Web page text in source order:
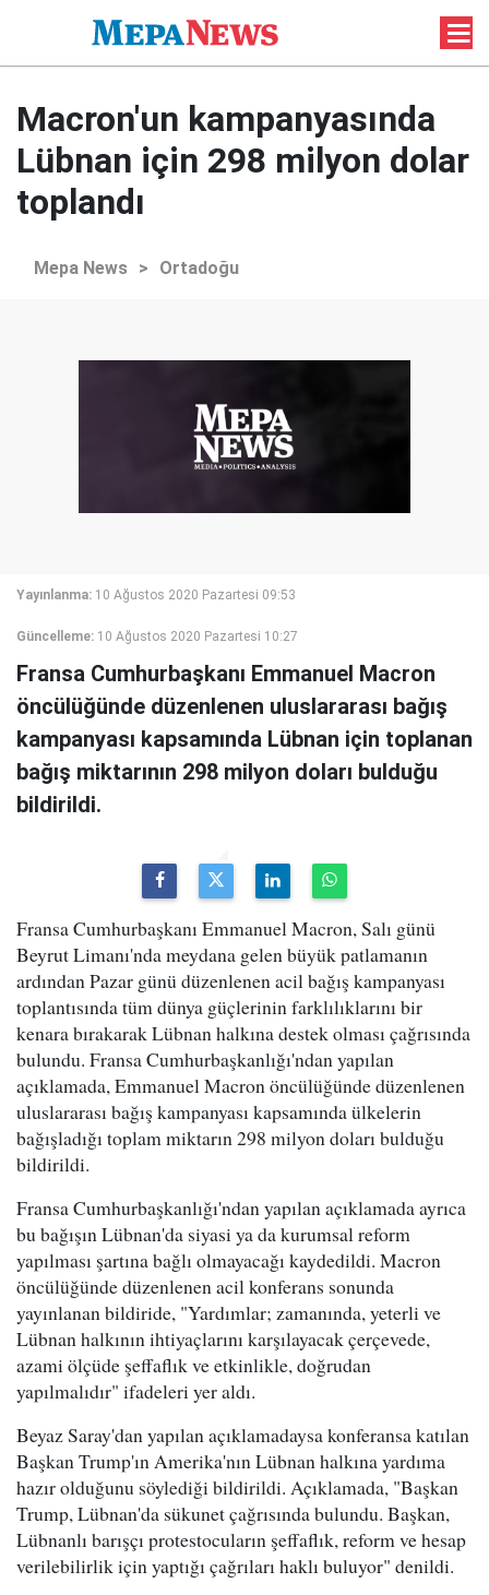
Macron'un kampanyasında
Lübnan için 298 milyon dolar
toplandı
Mepa News > Ortadoğu
Yayınlanma: 10 Ağustos 2020 Pazartesi 09:53
Güncelleme: 10 Ağustos 2020 Pazartesi 10:27
Fransa Cumhurbaşkanı Emmanuel Macron
öncülüğünde düzenlenen uluslararası bağış
kampanyası kapsamında Lübnan için toplanan
bağış miktarının 298 milyon doları bulduğu
bildirildi.
Fransa Cumhurbaşkanı Emmanuel Macron, Salı günü
Beyrut Limanı'nda meydana gelen büyük patlamanın
ardından Pazar günü düzenlenen acil bağış kampanyası
toplantısında tüm dünya güçlerinin farklılıklarını bir
kenara bırakarak Lübnan halkına destek olması çağrısında
bulundu. Fransa Cumhurbaşkanlığı'ndan yapılan
açıklamada, Emmanuel Macron öncülüğünde düzenlenen
uluslararası bağış kampanyası kapsamında ülkelerin
bağışladığı toplam miktarın 298 milyon doları bulduğu
bildirildi.
Fransa Cumhurbaşkanlığı'ndan yapılan açıklamada ayrıca
bu bağışın Lübnan'da siyasi ya da kurumsal reform
yapılması şartına bağlı olmayacağı kaydedildi. Macron
öncülüğünde düzenlenen acil konferans sonunda
yayınlanan bildiride, "Yardımlar; zamanında, yeterli ve
Lübnan halkının ihtiyaçlarını karşılayacak çerçevede,
azami ölçüde şeffaflık ve etkinlikle, doğrudan
yapılmalıdır" ifadeleri yer aldı.
Beyaz Saray'dan yapılan açıklamadaysa konferansa katılan
Başkan Trump'ın Amerika'nın Lübnan halkına yardıma
hazır olduğunu söylediği bildirildi. Açıklamada, "Başkan
Trump, Lübnan'da sükunet çağrısında bulundu. Başkan,
Lübnanlı barışçı protestocuların şeffaflık, reform ve hesap
verilebilirlik için yaptığı çağrıları haklı buluyor" denildi.